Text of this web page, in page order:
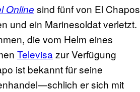
Online sind fünf von El Chapos
und ein Marinesoldat verletzt.
die vom Helm eines
Televisa zur Verfügung
ist bekannt für seine
er sich mit